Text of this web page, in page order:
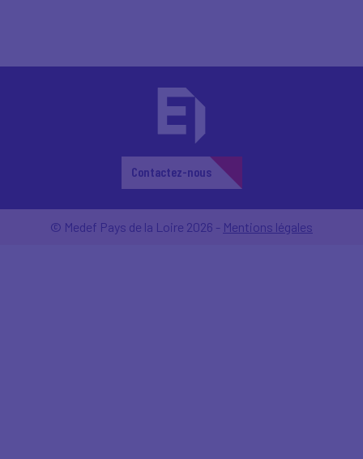
Contactez-nous
© Medef Pays de la Loire 2026 - Mentions légales